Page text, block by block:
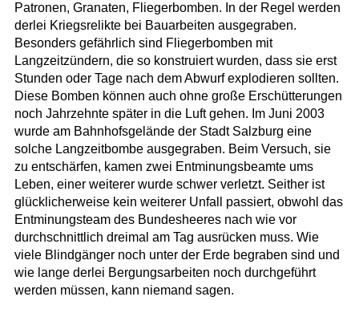
Patronen, Granaten, Fliegerbomben. In der Regel werden
derlei Kriegsrelikte bei Bauarbeiten ausgegraben.
Besonders gefährlich sind Fliegerbomben mit
Langzeitzündern, die so konstruiert wurden, dass sie erst
Stunden oder Tage nach dem Abwurf explodieren sollten.
Diese Bomben können auch ohne große Erschütterungen
noch Jahrzehnte später in die Luft gehen. Im Juni 2003
wurde am Bahnhofsgelände der Stadt Salzburg eine
solche Langzeitbombe ausgegraben. Beim Versuch, sie
zu entschärfen, kamen zwei Entminungsbeamte ums
Leben, einer weiterer wurde schwer verletzt. Seither ist
glücklicherweise kein weiterer Unfall passiert, obwohl das
Entminungsteam des Bundesheeres nach wie vor
durchschnittlich dreimal am Tag ausrücken muss. Wie
viele Blindgänger noch unter der Erde begraben sind und
wie lange derlei Bergungsarbeiten noch durchgeführt
werden müssen, kann niemand sagen.